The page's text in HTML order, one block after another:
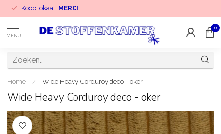
Koop lokaal! MERCI
MENU
0
Home / Wide Heavy Corduroy deco - oker
Wide Heavy Corduroy deco - oker